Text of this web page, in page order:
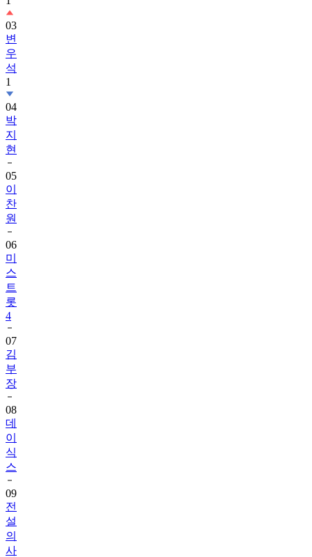
03
변
우
석
1
04
박
지
현
05
이
찬
원
06
미
스
트
롯
4
07
김
부
장
08
데
이
식
스
09
전
설
의
사